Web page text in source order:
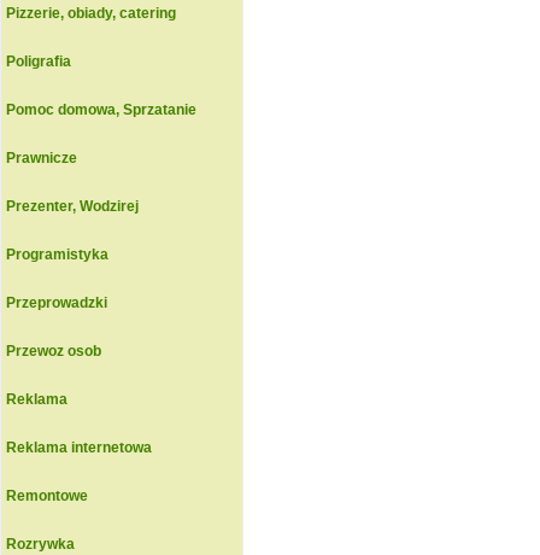
Pizzerie, obiady, catering
Poligrafia
Pomoc domowa, Sprzatanie
Prawnicze
Prezenter, Wodzirej
Programistyka
Przeprowadzki
Przewoz osob
Reklama
Reklama internetowa
Remontowe
Rozrywka